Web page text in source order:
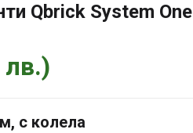
Qbrick System One
лв.)
с колела